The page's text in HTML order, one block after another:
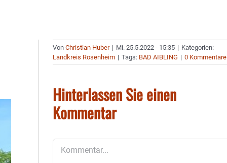
VonChristian Huber | Mi. 25.5.2022 - 15:35 | Kategorien:
Landkreis Rosenheim | Tags: BAD AIBLING | 0 Kommentare
Hinterlassen Sie einen
Kommentar